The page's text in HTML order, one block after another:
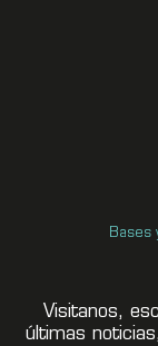
Bases
Visitanos,
últimas